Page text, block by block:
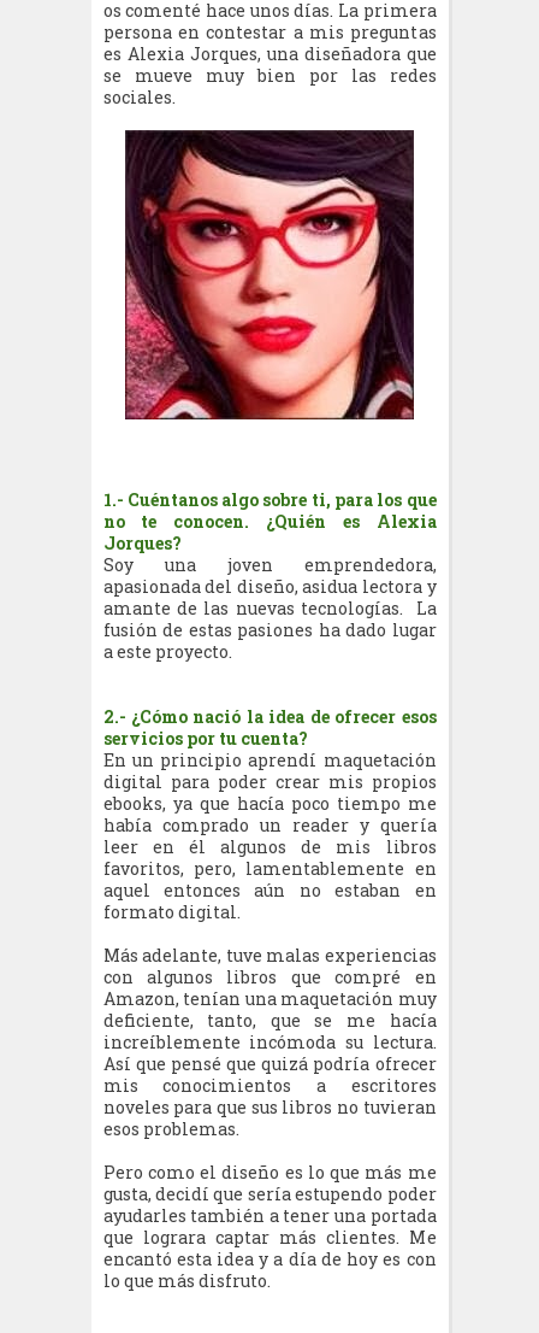
os comenté hace unos días. La primera
persona en contestar a mis preguntas
es Alexia Jorques, una diseñadora que
se mueve muy bien por las redes
sociales.
1.- Cuéntanos algo sobre ti, para los que
no te conocen. ¿Quién es Alexia
Jorques?
Soy una joven emprendedora,
apasionada del diseño, asidua lectora y
amante de las nuevas tecnologías. La
fusión de estas pasiones ha dado lugar
a este proyecto.
2.- ¿Cómo nació la idea de ofrecer esos
servicios por tu cuenta?
En un principio aprendí maquetación
digital para poder crear mis propios
ebooks, ya que hacía poco tiempo me
había comprado un reader y quería
leer en él algunos de mis libros
favoritos, pero, lamentablemente en
aquel entonces aún no estaban en
formato digital.
Más adelante, tuve malas experiencias
con algunos libros que compré en
Amazon, tenían una maquetación muy
deficiente, tanto, que se me hacía
increíblemente incómoda su lectura.
Así que pensé que quizá podría ofrecer
mis conocimientos a escritores
noveles para que sus libros no tuvieran
esos problemas.
Pero como el diseño es lo que más me
gusta, decidí que sería estupendo poder
ayudarles también a tener una portada
que lograra captar más clientes. Me
encantó esta idea y a día de hoy es con
lo que más disfruto.